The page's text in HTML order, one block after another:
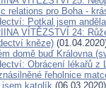
relations pro Boha -
Potkal jsem anděla
VÍTĚZSTVÍ 24:
kněze)
domě buď Královna
Obrácení lékařů z
řeholnice
jsem katolík (06.03.2020)